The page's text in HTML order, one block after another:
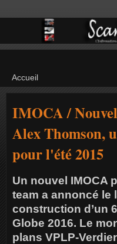
IMOCA /
Alex Thomson,
pour l'été 2015
Un nouvel IMOCA
team a annoncé le
construction d’un
Globe 2016. Le
plans VPLP-